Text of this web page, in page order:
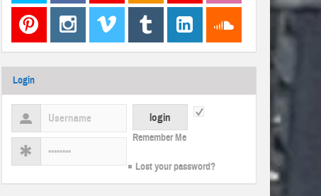
Login
Remember Me
Lost your password?